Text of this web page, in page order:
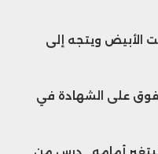
الأبيض ويتجه إلى
على الشهادة في